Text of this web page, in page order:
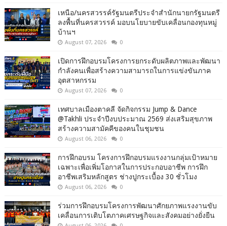
เหนือ/นครสวรรค์รัฐมนตรีประจำสำนักนายกรัฐมนตรี
ลงพื้นที่นครสวรรค์ มอบนโยบายขับเคลื่อนกองทุนหมู่
บ้านฯ
August 07, 2026 0
เปิดการฝึกอบรมโครงการยกระดับผลิตภาพและพัฒนา
กำลังคนเพื่อสร้างความสามารถในการแข่งขันภาค
อุตสาหกรรม
August 07, 2026 0
เทศบาลเมืองตาคลี จัดกิจกรรม Jump & Dance
@Takhli ประจำปีงบประมาณ 2569 ส่งเสริมสุขภาพ
สร้างความสามัคคีของคนในชุมชน
August 06, 2026 0
การฝึกอบรม โครงการฝึกอบรมแรงงานกลุ่มเป้าหมาย
เฉพาะเพื่อเพิ่มโอกาสในการประกอบอาชีพ การฝึก
อาชีพเสริมหลักสูตร ช่างปูกระเบื้อง 30 ชั่วโมง
August 06, 2026 0
ร่วมการฝึกอบรมโครงการพัฒนาศักยภาพแรงงานขับ
เคลื่อนการเติบโตภาคเศรษฐกิจและสังคมอย่างยั่งยืน